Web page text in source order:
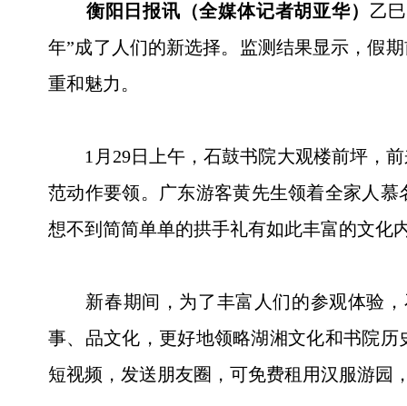
衡阳日报讯（全媒体记者胡亚华） 乙
年”成了人们的新选择。监测结果显示，假
重和魅力。
1月29日上午，石鼓书院大观楼前坪，前
范动作要领。广东游客黄先生领着全家人
想不到简简单单的拱手礼有如此丰富的文化
新春期间，为了丰富人们的参观体验，
事、品文化，更好地领略湖湘文化和书院
短视频，发送朋友圈，可免费租用汉服游园